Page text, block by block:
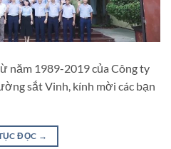
năm 1989-2019 của Công ty
sắt Vinh, kính mời các bạn
ĐỌC →